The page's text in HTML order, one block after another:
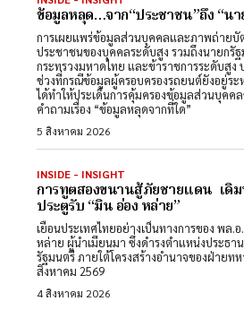
ข้อมูลหลุด…จาก“ประชาชน”ถึง “น
การเผยแพร่ข้อมูลส่วนบุคคลและภาพถ่ายบั
ประชาชนของบุคคลระดับสูง รวมถึงนายกรั
กระทรวงมหาดไทย และข้าราชการระดับสูง
ช่วงที่กรณีข้อมูลผู้ครอบครองรถยนต์ยังอยู่ระ
ได้ทำให้ประเด็นการคุ้มครองข้อมูลส่วนบุคค
คำถามเรื่อง “ข้อมูลหลุดจากที่ใด”
5 สิงหาคม 2026
INSIDE - INSIGHT
การทูตสองขนานสู้ภัยชายแดน เดิ
ประตูรับ “มิน อ่อง หล่าย”
เยือนประเทศไทยอย่างเป็นทางการของ พล.
หล่าย ผู้นำเมียนมา ซึ่งดำรงตำแหน่งประธา
รัฐมนตรี ภายใต้โครงสร้างอำนาจของฝ่ายท
สิงหาคม 2569
4 สิงหาคม 2026